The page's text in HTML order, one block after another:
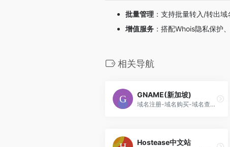
批量管理 ：支持批量转入/转出域
增值服务 ：搭配Whois隐私保护
相关导航
GNAME(新加坡)
域名注册-域名购买-域名查询-域名申请
Hostease中文站